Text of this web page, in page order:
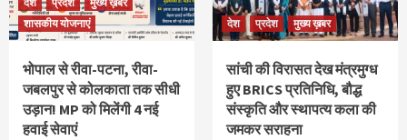
शासकीय योजनाएं
भोपाल से रीवा-पटना, रीवा-
जबलपुर से कोलकाता तक सीधी
उड़ान! MP को मिलेंगी 4 नई
हवाई सेवाएं
देश प्रदेश मुख्य ख़बर
सांची की विरासत देख मंत्रमुग्ध
हुए BRICS प्रतिनिधि, बौद्ध
संस्कृति और स्थापत्य कला की
जमकर सराहना